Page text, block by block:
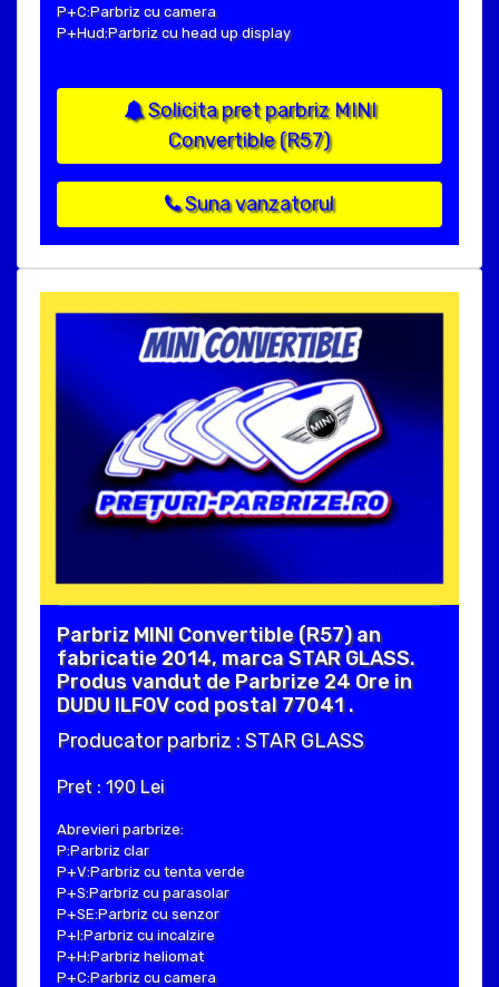
P+C:Parbriz cu camera
P+Hud:Parbriz cu head up display
Solicita pret parbriz MINI
Convertible (R57)
Suna vanzatorul
Parbriz MINI Convertible (R57) an
fabricatie 2014, marca STAR GLASS.
Produs vandut de Parbrize 24 Ore in
DUDU ILFOV cod postal 77041 .
Producator parbriz : STAR GLASS
Pret : 190 Lei
Abrevieri parbrize:
P:Parbriz clar
P+V:Parbriz cu tenta verde
P+S:Parbriz cu parasolar
P+SE:Parbriz cu senzor
P+I:Parbriz cu incalzire
P+H:Parbriz heliomat
P+C:Parbriz cu camera